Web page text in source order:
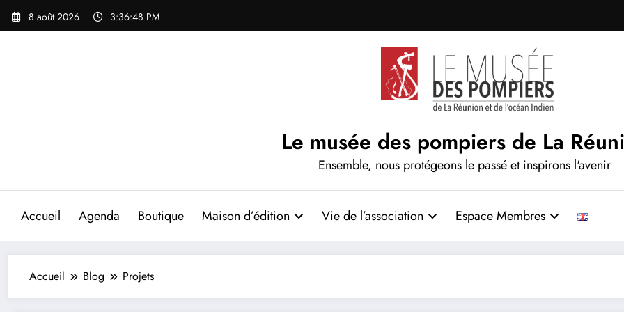
Aller
8 août 2026 3:36:50 PM
Le musée des pompiers de La
Ensemble, nous protégeons le passé et inspirons l'avenir
Accueil Agenda Boutique Maison d’édition Vie de l’association Espace Membres
Accueil Blog Projets